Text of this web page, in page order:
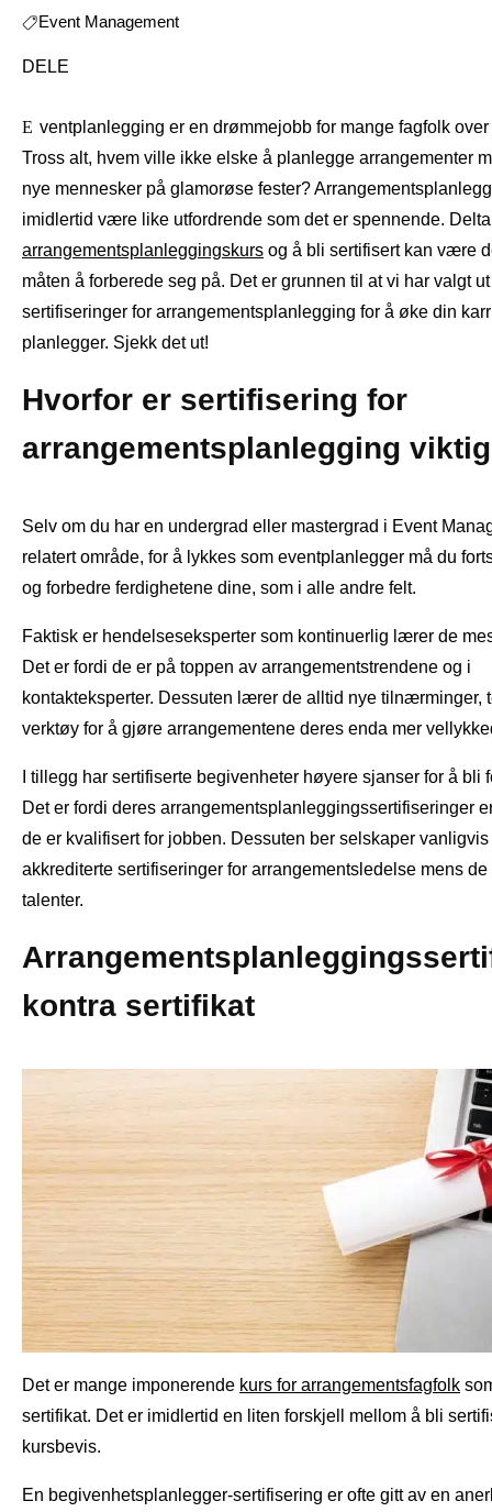
Event Management
DELE
Eventplanlegging er en drømmejobb for mange fagfolk over hele verden.
Tross alt, hvem ville ikke elske å planlegge arrangementer
nye mennesker på glamorøse fester?
imidlertid være like utfordrende som det er spennende.
arrangementsplanleggingskurs og å bli sertifisert kan være
måten å forberede seg på. Det er grunnen til at vi har valgt
sertifiseringer for arrangementsplanlegging for å øke din
planlegger. Sjekk det ut!
Hvorfor er sertifisering for
arrangementsplanlegging
Selv om du har en undergrad eller mastergrad i Event
relatert område, for å lykkes som eventplanlegger må du
og forbedre ferdighetene dine, som i alle andre felt.
Faktisk er hendelseseksperter som kontinuerlig lærer de
Det er fordi de er på toppen av arrangementstrendene og i
kontakteksperter. Dessuten lærer de alltid nye tilnærminger,
verktøy for å gjøre arrangementene deres enda mer
I tillegg har sertifiserte begivenheter høyere sjanser for å bli
Det er fordi deres arrangementsplanleggingssertifiseringer
de er kvalifisert for jobben. Dessuten ber selskaper vanligvis
akkrediterte sertifiseringer for arrangementsledelse mens de
talenter.
kontra sertifikat
Det er mange imponerende kurs for arrangementsfagfolk
sertifikat. Det er imidlertid en liten forskjell mellom å bli
kursbevis.
En begivenhetsplanlegger-sertifisering er ofte gitt av en